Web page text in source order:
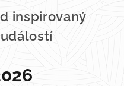
inspirovaný